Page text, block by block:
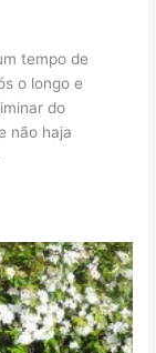
tempo de
o longo e
do
não haja